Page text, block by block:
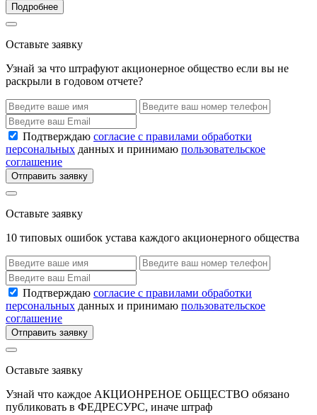
Подробнее
Оставьте заявку
Узнай за что штрафуют акционерное общество если вы не
раскрыли в годовом отчете?
Подтверждаю согласие с правилами обработки
персональных данных и принимаю пользовательское
соглашение
Отправить заявку
Оставьте заявку
10 типовых ошибок устава каждого акционерного общества
Подтверждаю согласие с правилами обработки
персональных данных и принимаю пользовательское
соглашение
Отправить заявку
Оставьте заявку
Узнай что каждое АКЦИОНРЕНОЕ ОБЩЕСТВО обязано
публиковать в ФЕДРЕСУРС, иначе штраф